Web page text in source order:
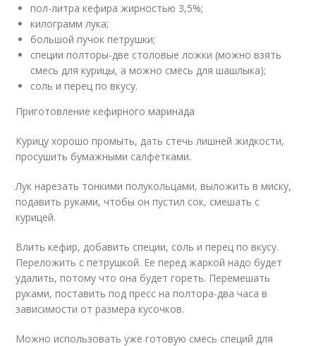
пол-литра кефира жирностью 3,5%;
килограмм лука;
большой пучок петрушки;
специи полторы-две столовые ложки (можно взять
смесь для курицы, а можно смесь для шашлыка);
соль и перец по вкусу.
Приготовление кефирного маринада
Курицу хорошо промыть, дать стечь лишней жидкости,
просушить бумажными салфетками.
Лук нарезать тонкими полукольцами, выложить в миску,
подавить руками, чтобы он пустил сок, смешать с
курицей.
Влить кефир, добавить специи, соль и перец по вкусу.
Переложить с петрушкой. Ее перед жаркой надо будет
удалить, потому что она будет гореть. Перемешать
руками, поставить под пресс на полтора-два часа в
зависимости от размера кусочков.
Можно использовать уже готовую смесь специй для